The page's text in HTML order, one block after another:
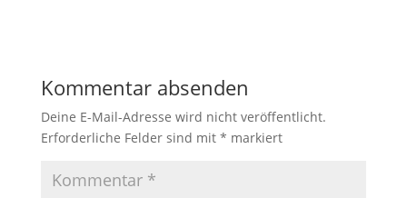
Kommentar absenden
Deine E-Mail-Adresse wird nicht veröffentlicht.
Erforderliche Felder sind mit * markiert